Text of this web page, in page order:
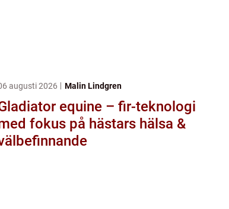
augusti 2026 Malin Lindgren
equine – fir-teknologi
fokus på hästars hälsa &